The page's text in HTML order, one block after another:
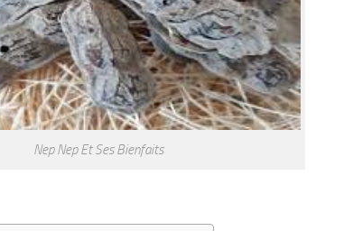
Nep Nep Et Ses Bienfaits